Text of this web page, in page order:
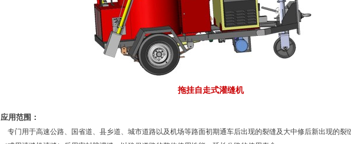
拖挂自走式灌缝机
应用范围：
专门用于高速公路、国省道、县乡道、城市道路以及机场等路面初期通车后出现的裂缝及大中修后新出现的裂